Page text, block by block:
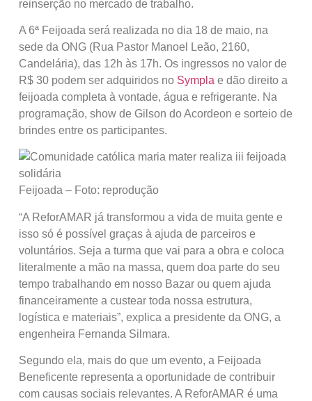
reinserção no mercado de trabalho.
A 6ª Feijoada será realizada no dia 18 de maio, na
sede da ONG (Rua Pastor Manoel Leão, 2160,
Candelária), das 12h às 17h. Os ingressos no valor de
R$ 30 podem ser adquiridos no Sympla e dão direito a
feijoada completa à vontade, água e refrigerante. Na
programação, show de Gilson do Acordeon e sorteio de
brindes entre os participantes.
Feijoada – Foto: reprodução
“A ReforAMAR já transformou a vida de muita gente e
isso só é possível graças à ajuda de parceiros e
voluntários. Seja a turma que vai para a obra e coloca
literalmente a mão na massa, quem doa parte do seu
tempo trabalhando em nosso Bazar ou quem ajuda
financeiramente a custear toda nossa estrutura,
logística e materiais”, explica a presidente da ONG, a
engenheira Fernanda Silmara.
Segundo ela, mais do que um evento, a Feijoada
Beneficente representa a oportunidade de contribuir
com causas sociais relevantes. A ReforAMAR é uma